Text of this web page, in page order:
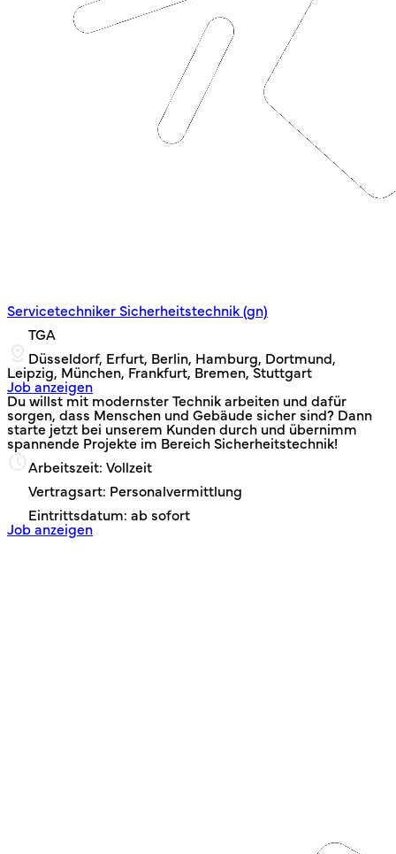
Servicetechniker Sicherheitstechnik (gn)
TGA
Düsseldorf, Erfurt, Berlin, Hamburg, Dortmund,
Leipzig, München, Frankfurt, Bremen, Stuttgart
Job anzeigen
Du willst mit modernster Technik arbeiten und dafür
sorgen, dass Menschen und Gebäude sicher sind? Dann
starte jetzt bei unserem Kunden durch und übernimm
spannende Projekte im Bereich Sicherheitstechnik!
Arbeitszeit: Vollzeit
Vertragsart: Personalvermittlung
Eintrittsdatum: ab sofort
Job anzeigen